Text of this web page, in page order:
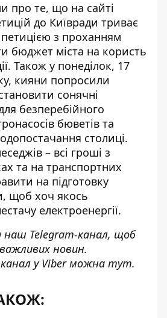
про те, що на сайті
до Київради триває
петицією з проханням
бюджет міста на користь
. Також у понеділок, 17
кияни попросили
сонячні
безперебійного
бюветів та
столиці.
– всі гроші з
та на транспортних
на підготовку
щоб хоч якось
електроенергії.
наш Telegram-канал, щоб
новин.
у Viber можна тут.